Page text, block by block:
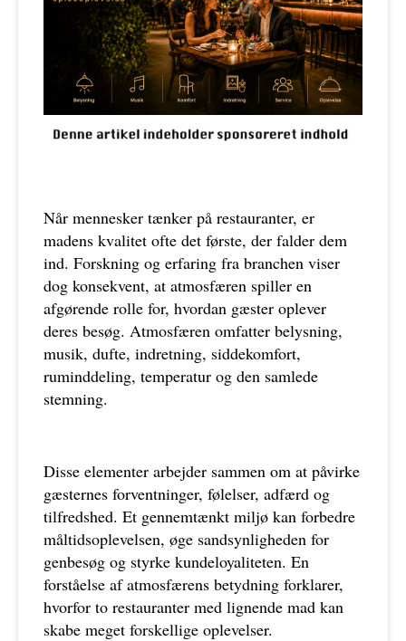
Når mennesker tænker på restauranter, er
madens kvalitet ofte det første, der falder dem
ind. Forskning og erfaring fra branchen viser
dog konsekvent, at atmosfæren spiller en
afgørende rolle for, hvordan gæster oplever
deres besøg. Atmosfæren omfatter belysning,
musik, dufte, indretning, siddekomfort,
ruminddeling, temperatur og den samlede
stemning.
Disse elementer arbejder sammen om at påvirke
gæsternes forventninger, følelser, adfærd og
tilfredshed. Et gennemtænkt miljø kan forbedre
måltidsoplevelsen, øge sandsynligheden for
genbesøg og styrke kundeloyaliteten. En
forståelse af atmosfærens betydning forklarer,
hvorfor to restauranter med lignende mad kan
skabe meget forskellige oplevelser.